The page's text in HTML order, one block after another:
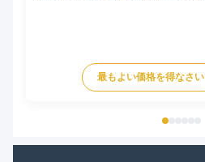
最もよい価格を得なさい